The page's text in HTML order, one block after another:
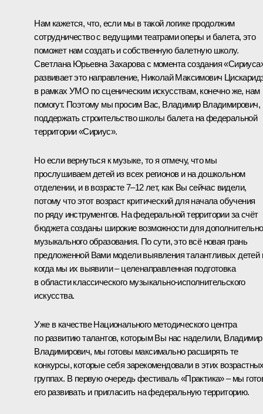
Нам кажется, что, если мы в такой логике продолжим
сотрудничество с ведущими театрами оперы и балета, это
поможет нам создать и собственную балетную школу.
Светлана Юрьевна Захарова с момента создания
развивает это направление, Николай Максимович
в рамках УМО по сценическим искусствам, конечно же, нам
помогут. Поэтому мы просим Вас, Владимир Владимирович,
поддержать строительство школы балета на федеральной
территории «Сириус».
Но если вернуться к музыке, то я отмечу, что мы
прослушиваем детей из всех регионов и на дошкольном
отделении, и в возрасте 7–12 лет, как Вы сейчас видели,
потому что этот возраст критический для начала обучения
по ряду инструментов. На федеральной территории за счёт
бюджета созданы широкие возможности для
музыкального образования. По сути, это всё новая грань
предложенной Вами модели выявления талантливых детей
когда мы их выявили – целенаправленная подготовка
в области классического музыкально-исполнительского
искусства.
Уже в качестве Национального методического центра
по развитию талантов, которым Вы нас наделили, Владимир
Владимирович, мы готовы максимально расширять те
конкурсы, которые себя зарекомендовали в этих
группах. В первую очередь фестиваль «Практика» – мы
его развивать и пригласить на федеральную территорию.